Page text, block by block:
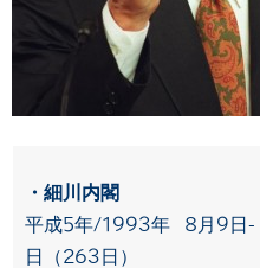
・細川内閣
平成5年/1993年 8月9
日（263日）